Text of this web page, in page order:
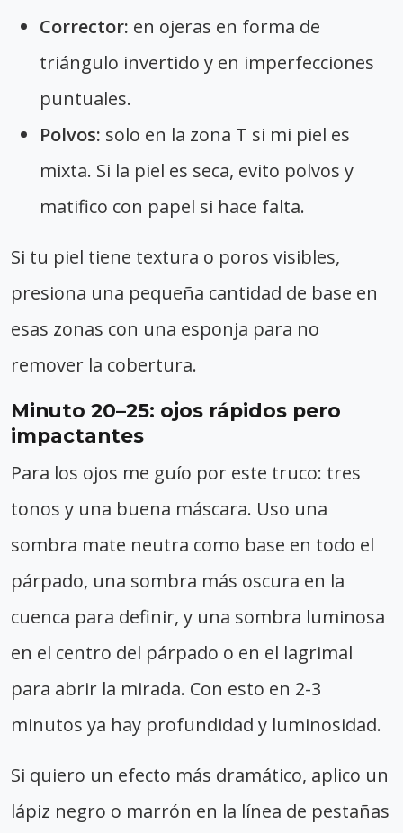
Corrector: en ojeras en forma de
triángulo invertido y en imperfecciones
puntuales.
Polvos: solo en la zona T si mi piel es
mixta. Si la piel es seca, evito polvos y
matifico con papel si hace falta.
Si tu piel tiene textura o poros visibles,
presiona una pequeña cantidad de base en
esas zonas con una esponja para no
remover la cobertura.
Minuto 20–25: ojos rápidos pero
impactantes
Para los ojos me guío por este truco: tres
tonos y una buena máscara. Uso una
sombra mate neutra como base en todo el
párpado, una sombra más oscura en la
cuenca para definir, y una sombra luminosa
en el centro del párpado o en el lagrimal
para abrir la mirada. Con esto en 2-3
minutos ya hay profundidad y luminosidad.
Si quiero un efecto más dramático, aplico un
lápiz negro o marrón en la línea de pestañas